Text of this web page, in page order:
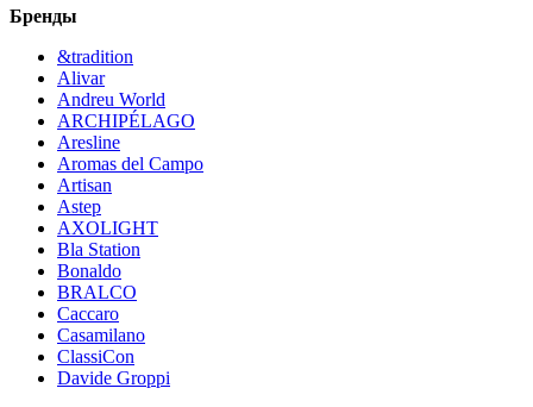
Бренды
&tradition
Alivar
Andreu World
ARCHIPÉLAGO
Aresline
Aromas del Campo
Artisan
Astep
AXOLIGHT
Bla Station
Bonaldo
BRALCO
Caccaro
Casamilano
ClassiCon
Davide Groppi